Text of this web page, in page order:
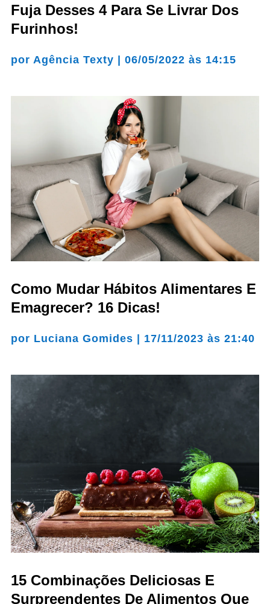
Fuja Desses 4 Para Se Livrar Dos
Furinhos!
por Agência Texty | 06/05/2022 às 14:15
Como Mudar Hábitos Alimentares E
Emagrecer? 16 Dicas!
por Luciana Gomides 17/11/2023 às 21:40
15 Combinações Deliciosas E
Surpreendentes De Alimentos Que